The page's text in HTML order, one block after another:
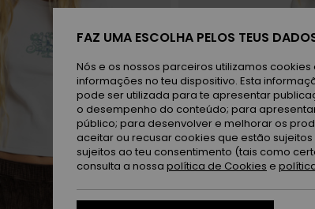
FAZ UMA ESCOLHA PELOS TEUS
Nós e os nossos parceiros utilizamos
informações no teu dispositivo. Esta
pode ser utilizada para te apresentar
o desempenho do conteúdo; para
público; para desenvolver e melhorar os
aceitar ou recusar cookies que estão
sujeitos ao teu consentimento (tais como
consulta a nossa política de Cookies e